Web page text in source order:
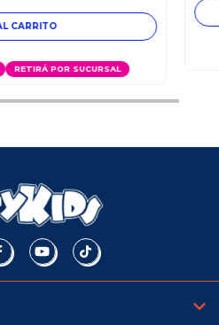
RETIRÁ POR SUCURSAL